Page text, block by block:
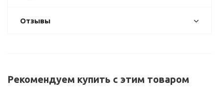
Отзывы
Рекомендуем купить с этим товаром